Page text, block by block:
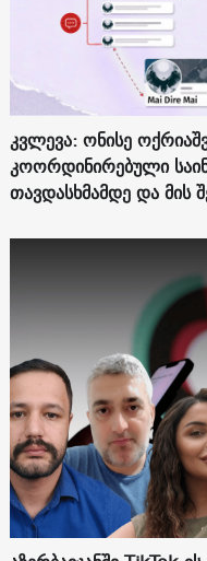
კვლევა: ონისე
კოორდინირებული
თავდასხმამდე და მის